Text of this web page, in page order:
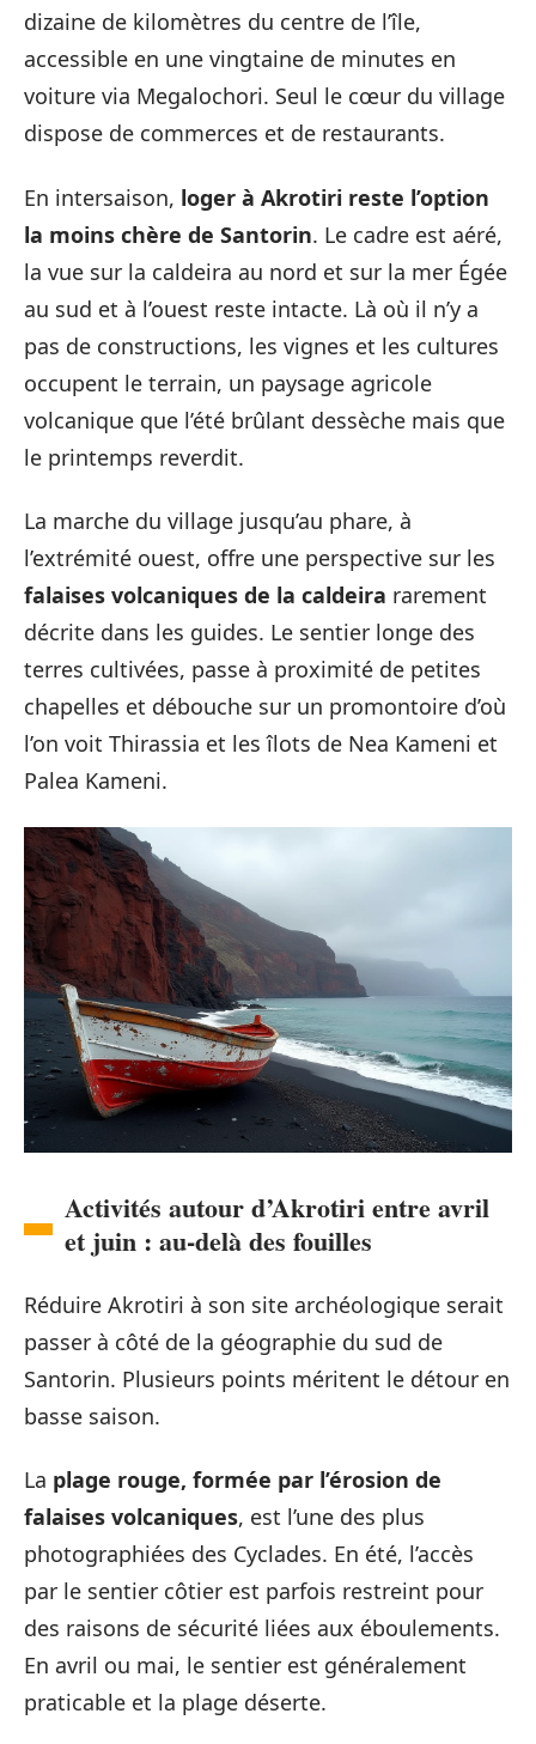
dizaine de kilomètres du centre de l’île,
accessible en une vingtaine de minutes en
voiture via Megalochori. Seul le cœur du village
dispose de commerces et de restaurants.
En intersaison, loger à Akrotiri reste l’option
la moins chère de Santorin. Le cadre est aéré,
la vue sur la caldeira au nord et sur la mer Égée
au sud et à l’ouest reste intacte. Là où il n’y a
pas de constructions, les vignes et les cultures
occupent le terrain, un paysage agricole
volcanique que l’été brûlant dessèche mais que
le printemps reverdit.
La marche du village jusqu’au phare, à
l’extrémité ouest, offre une perspective sur les
falaises volcaniques de la caldeira rarement
décrite dans les guides. Le sentier longe des
terres cultivées, passe à proximité de petites
chapelles et débouche sur un promontoire d’où
l’on voit Thirassia et les îlots de Nea Kameni et
Palea Kameni.
Activités autour d’Akrotiri entre avril
et juin : au-delà des fouilles
Réduire Akrotiri à son site archéologique serait
passer à côté de la géographie du sud de
Santorin. Plusieurs points méritent le détour en
basse saison.
La plage rouge, formée par l’érosion de
falaises volcaniques, est l’une des plus
photographiées des Cyclades. En été, l’accès
par le sentier côtier est parfois restreint pour
des raisons de sécurité liées aux éboulements.
En avril ou mai, le sentier est généralement
praticable et la plage déserte.